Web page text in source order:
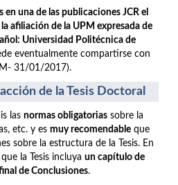
en una de las publicaciones JCR el
afiliación de la UPM expresada de
Universidad Politécnica de
eventualmente compartirse con
31/01/2017).
de la Tesis Doctoral
las normas obligatorias sobre la
etc. y es muy recomendable que
sobre la estructura de la Tesis. En
la Tesis incluya un capítulo de
de Conclusiones.